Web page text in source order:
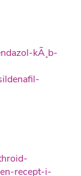
kÃ¸b-
recept-i-